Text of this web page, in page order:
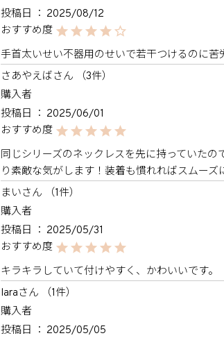
投稿日
2025/08/12
手首太いせい不器用のせいで若干つけるのに苦
さあやえば
3
購入者
投稿日
2025/06/01
同じシリーズのネックレスを先に持っていた
り素敵な気がします！装着も慣れればスムー
まい
1
購入者
投稿日
2025/05/31
キラキラしていて付けやすく、かわいいです。
lara
1
購入者
投稿日
2025/05/05